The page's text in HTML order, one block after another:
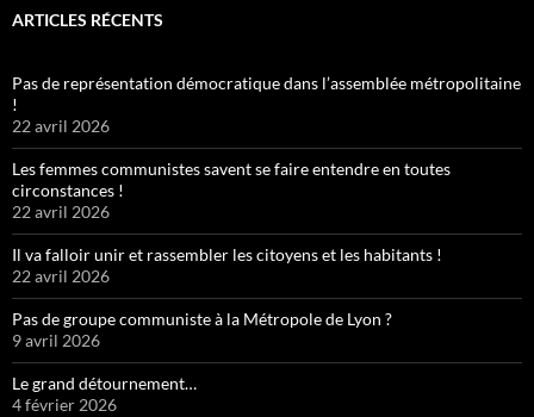
ARTICLES RÉCENTS
Pas de représentation démocratique dans l’assemblée métropolitaine
!
22 avril 2026
Les femmes communistes savent se faire entendre en toutes
circonstances !
22 avril 2026
Il va falloir unir et rassembler les citoyens et les habitants !
22 avril 2026
Pas de groupe communiste à la Métropole de Lyon ?
9 avril 2026
Le grand détournement…
4 février 2026